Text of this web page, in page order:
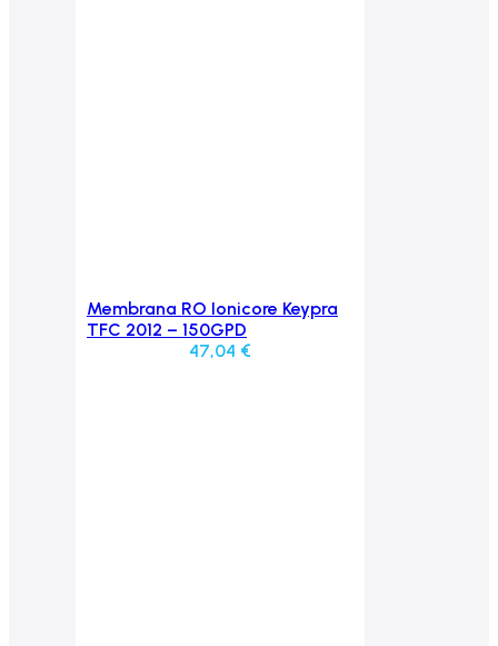
Aggiungi al carrello
Membrana RO Ionicore Keypra
TFC 2012 – 150GPD
47,04 €